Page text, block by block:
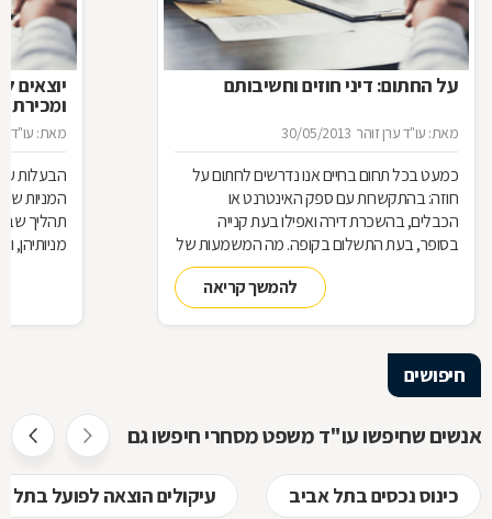
על החתום: דיני חוזים וחשיבותם
מאת: עו"ד ערן זוהר 30/05/2013
כמעט בכל תחום בחיים אנו נדרשים לחתום על
חוזה: בהתקשרות עם ספק האינטרנט או
הכבלים, בהשכרת דירה ואפילו בעת קנייה
בסופר, בעת התשלום בקופה. מה המשמעות של
היותנו צד בחוזה, מתי ניתן להפר אותו והאם כל
הסכם מחייב אותנו מבחינה משפטיתלהמשך קריאה
יוצאים
ומכירת
מאת: עו"ד
הבעלות
המניות
תהליך
מניותיהן,
חיפושים
אנשים שחיפשו עו"ד משפט מסחרי חיפשו גם
כינוס נכסים בתל אביב עיקולים הוצאה לפועל בתל